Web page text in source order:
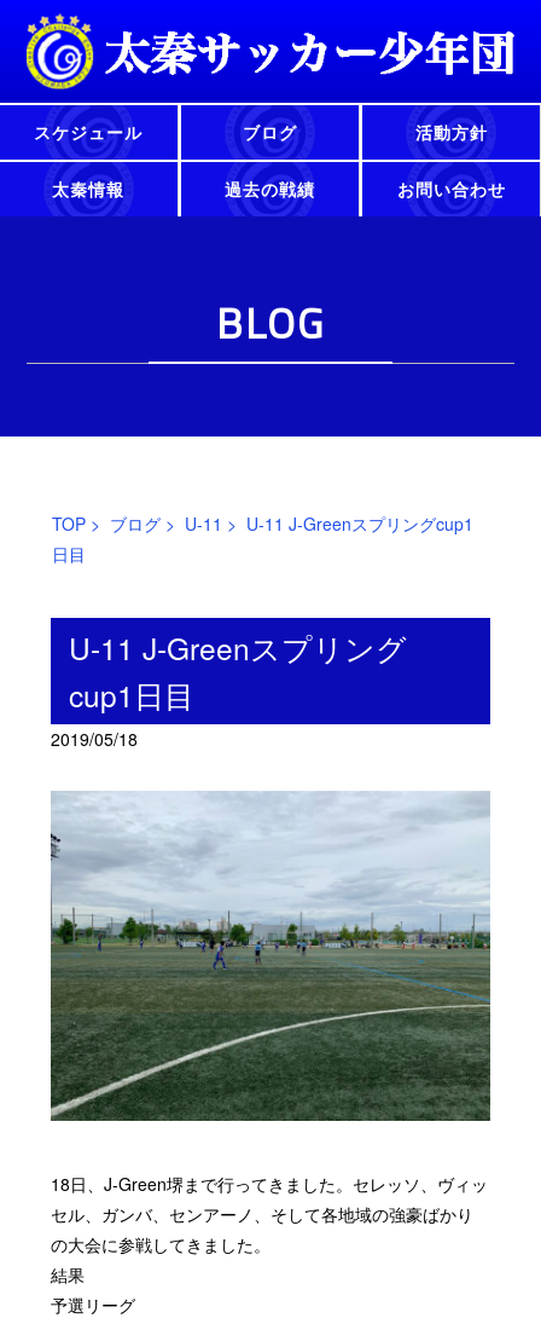
スケジュール ブログ 活動方針
太秦情報 過去の戦績 お問い合わせ
BLOG
TOP> ブログ> U-11 > U-11 J-Greenスプリングcup1
日目
U-11 J-Greenスプリング
cup1日目
2019/05/18
18日、J-Green堺まで行ってきました。セレッソ、ヴィッ
セル、ガンバ、センアーノ、そして各地域の強豪ばかり
の大会に参戦してきました。
結果
予選リーグ